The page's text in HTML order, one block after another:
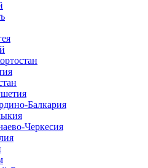
Балкария
Черкеcия